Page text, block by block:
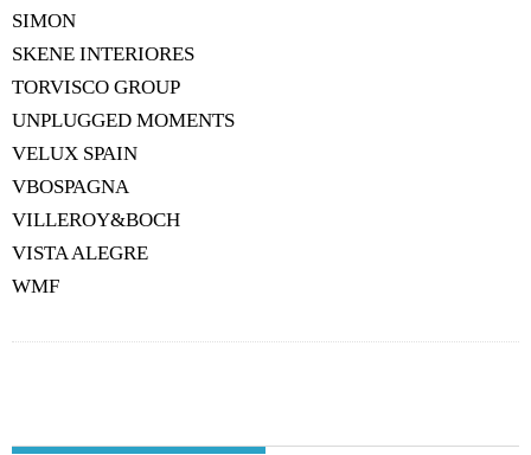
SIMON
SKENE INTERIORES
TORVISCO GROUP
UNPLUGGED MOMENTS
VELUX SPAIN
VBOSPAGNA
VILLEROY&BOCH
VISTA ALEGRE
WMF